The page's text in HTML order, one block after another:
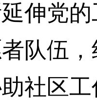
伸党
队伍
社区